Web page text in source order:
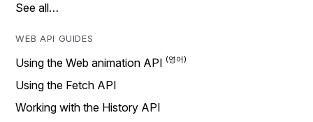
See all…
WEB API GUIDES
Using the Web animation API
Using the Fetch API
Working with the History API